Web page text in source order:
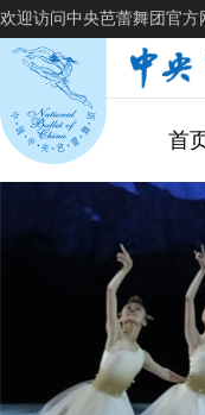
欢迎访问中央芭蕾舞团官方
首